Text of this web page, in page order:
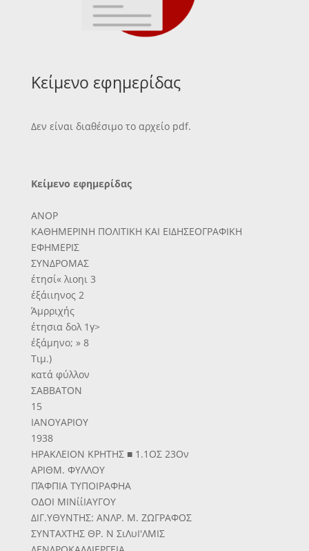
Κείμενο εφημερίδας
Δεν είναι διαθέσιμο το αρχείο pdf.
Κείμενο εφημερίδας
ΑΝΟΡ
ΚΑΘΗΜΕΡΙΝΗ ΠΟΛΙΤΙΚΗ ΚΑΙ ΕΙΔΗΣΕΟΓΡΑΦΙΚΗ
ΕΦΗΜΕΡΙΣ
ΣΥΝΔΡΟΜΑΣ
έτησί« λιοηι 3
έξάιιηνος 2
Άμρριχής
έτησια δολ 1γ>
έξάμηνο; » 8
Τιμ.)
κατά φύλλον
ΣΑΒΒΑΤΟΝ
15
ΙΑΝΟΥΑΡΙΟΥ
1938
ΗΡΑΚΛΕΙΟΝ ΚΡΗΤΗΣ ■ 1.1ΟΣ 23Ον
ΑΡΙΘΜ. ΦΥΛΛΟΥ
ΠΆΦΠΙΑ ΤΥΠΟΙΡΑΦΗΑ
ΟΔΟΙ ΜΙΝίίΙΑΥΓΟΥ
ΔΙΓ.ΥΘΥΝΤΗΣ: ΑΝΛΡ. Μ. ΖΩΓΡΑΦΟΣ
ΣΥΝΤΑΧΤΗΣ ΘΡ. Ν ΣιΛυΙ'ΛΜΙΣ